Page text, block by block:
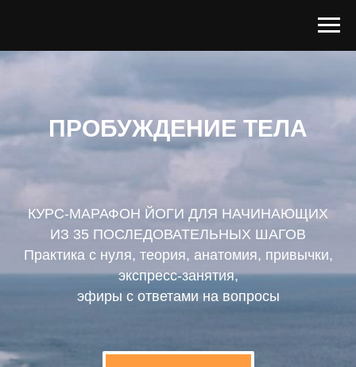
ПРОБУЖДЕНИЕ ТЕЛА
КУРС-МАРАФОН ЙОГИ ДЛЯ НАЧИНАЮЩИХ
ИЗ 35 ПОСЛЕДОВАТЕЛЬНЫХ ШАГОВ
Практика с нуля, теория, анатомия, привычки,
экспресс-занятия,
эфиры с ответами на вопросы